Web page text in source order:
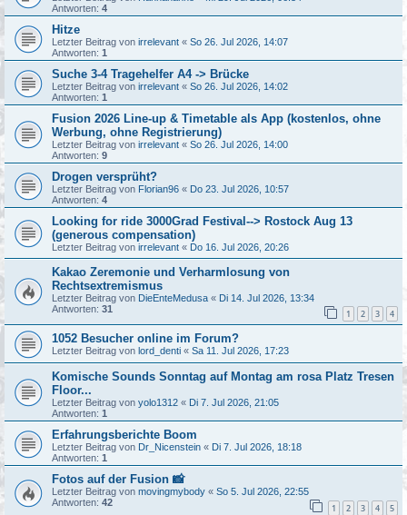
Antworten: 4
Hitze
Letzter Beitrag von irrelevant « So 26. Jul 2026, 14:07
Antworten: 1
Suche 3-4 Tragehelfer A4 -> Brücke
Letzter Beitrag von irrelevant « So 26. Jul 2026, 14:02
Antworten: 1
Fusion 2026 Line-up & Timetable als App (kostenlos, ohne
Werbung, ohne Registrierung)
Letzter Beitrag von irrelevant « So 26. Jul 2026, 14:00
Antworten: 9
Drogen versprüht?
Letzter Beitrag von Florian96 « Do 23. Jul 2026, 10:57
Antworten: 4
Looking for ride 3000Grad Festival--> Rostock Aug 13
(generous compensation)
Letzter Beitrag von irrelevant « Do 16. Jul 2026, 20:26
Kakao Zeremonie und Verharmlosung von
Rechtsextremismus
Letzter Beitrag von DieEnteMedusa « Di 14. Jul 2026, 13:34
Antworten: 31 1 2 3 4
1052 Besucher online im Forum?
Letzter Beitrag von lord_denti « Sa 11. Jul 2026, 17:23
Komische Sounds Sonntag auf Montag am rosa Platz Tresen
Floor...
Letzter Beitrag von yolo1312 « Di 7. Jul 2026, 21:05
Antworten: 1
Erfahrungsberichte Boom
Letzter Beitrag von Dr_Nicenstein « Di 7. Jul 2026, 18:18
Antworten: 1
Fotos auf der Fusion 📸
Letzter Beitrag von movingmybody « So 5. Jul 2026, 22:55
Antworten: 42 1 2 3 4 5